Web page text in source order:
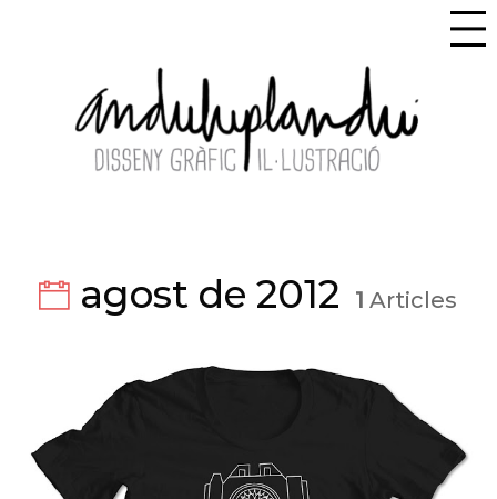
agost de 2012 1 Articles